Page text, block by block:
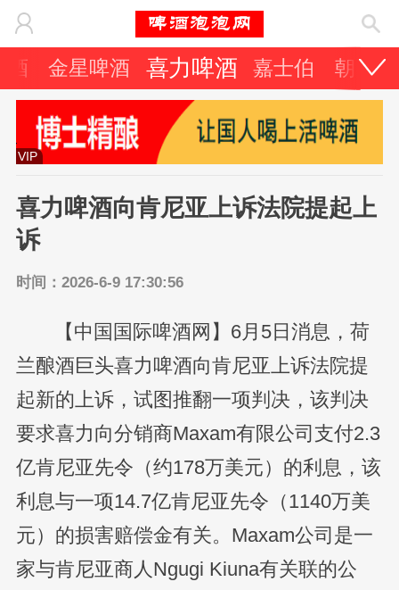
酒 金星啤酒 喜力啤酒 嘉士伯 朝日
VIP
喜力啤酒向肯尼亚上诉法院提起上
诉
时间：2026-6-9 17:30:56
【中国国际啤酒网】6月5日消息，荷
兰酿酒巨头喜力啤酒向肯尼亚上诉法院提
起新的上诉，试图推翻一项判决，该判决
要求喜力向分销商Maxam有限公司支付2.3
亿肯尼亚先令（约178万美元）的利息，该
利息与一项14.7亿肯尼亚先令（1140万美
元）的损害赔偿金有关。Maxam公司是一
家与肯尼亚商人Ngugi Kiuna有关联的公